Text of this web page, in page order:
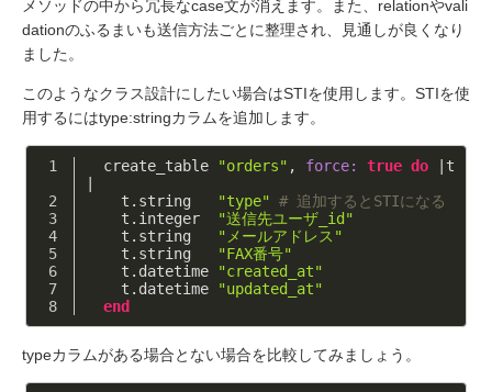
メソッドの中から冗長なcase文が消えます。また、relationやvali
dationのふるまいも送信方法ごとに整理され、見通しが良くなり
ました。
このようなクラス設計にしたい場合はSTIを使用します。STIを使
用するにはtype:stringカラムを追加します。
create_table "orders" , force: true do
|t
t.string
"type" # 追加するとSTIになる
t.integer
"送信先ユーザ_id"
t.string
"メールアドレス"
t.string
"FAX番号"
t.datetime
"created_at"
t.datetime
"updated_at"
end
typeカラムがある場合とない場合を比較してみましょう。